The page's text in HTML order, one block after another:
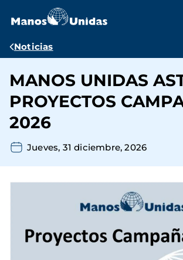
contenido
Ruta
navegación
Noticias
MANOS UNIDAS
PROYECTOS
2026
Jueves, 31 diciembre, 2026